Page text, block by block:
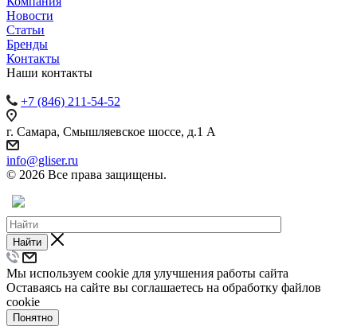
Новости
Статьи
Бренды
Контакты
Наши контакты
+7 (846) 211-54-52
г. Самара, Смышляевское шоссе, д.1 А
info@gliser.ru
© 2026 Все права защищены.
Найти
Мы используем cookie для улучшения работы сайта
Оставаясь на сайте вы соглашаетесь на обработку файлов
cookie
Понятно